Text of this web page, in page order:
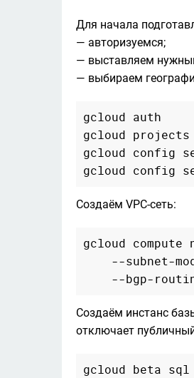
Для начала
— авторизуемся;
— выставляем
— выбираем
gcloud auth
gcloud
gcloud config
Создаём VPC-сеть:
gcloud compute
--subnet-
Создаём инстанс
отключает
gcloud beta